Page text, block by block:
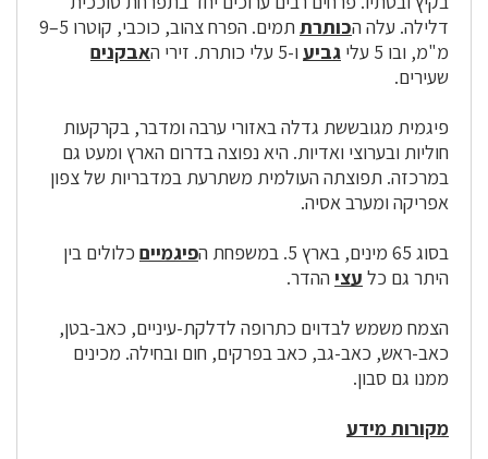
דלילה. עלה הכותרת
תמים. הפרח צהוב, כוכבי, קוטרו 5–9
מ"מ, ובו 5 עלי
גביע ו-5 עלי כותרת. זירי ה
אבקנים
שעירים.
פיגמית מגובששת גדלה באזורי ערבה ומדבר, בקרקעות
חוליות ובערוצי ואדיות. היא נפוצה בדרום הארץ ומעט גם
במרכזה. תפוצתה העולמית משתרעת במדבריות של צפון
אפריקה ומערב אסיה.
בסוג 65 מינים, בארץ 5. במשפחת ה
פיגמיים כלולים בין
היתר גם כל עצי ההדר.
הצמח משמש לבדוים כתרופה לדלקת-עיניים, כאב-בטן,
כאב-ראש, כאב-גב, כאב בפרקים, חום ובחילה. מכינים
ממנו גם סבון.
מקורות מידע